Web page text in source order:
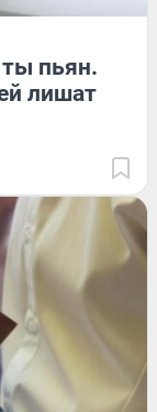
пьян.
лишат